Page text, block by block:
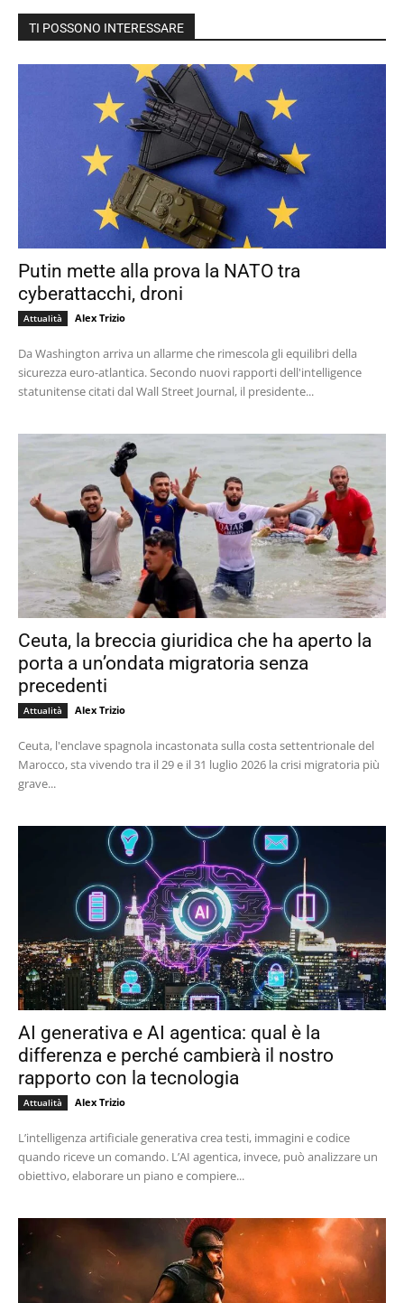
TI POSSONO INTERESSARE
Putin mette alla prova la NATO tra
cyberattacchi, droni
Attualità Alex Trizio
Da Washington arriva un allarme che rimescola gli equilibri della
sicurezza euro-atlantica. Secondo nuovi rapporti dell'intelligence
statunitense citati dal Wall Street Journal, il presidente...
Ceuta, la breccia giuridica che ha aperto la
porta a un’ondata migratoria senza
precedenti
Attualità Alex Trizio
Ceuta, l'enclave spagnola incastonata sulla costa settentrionale del
Marocco, sta vivendo tra il 29 e il 31 luglio 2026 la crisi migratoria più
grave...
AI generativa e AI agentica: qual è la
differenza e perché cambierà il nostro
rapporto con la tecnologia
Attualità Alex Trizio
L’intelligenza artificiale generativa crea testi, immagini e codice
quando riceve un comando. L’AI agentica, invece, può analizzare un
obiettivo, elaborare un piano e compiere...